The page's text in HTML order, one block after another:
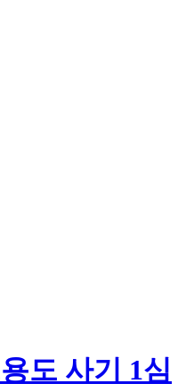
도 사기 1심